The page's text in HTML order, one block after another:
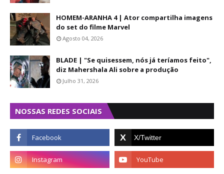
HOMEM-ARANHA 4 | Ator compartilha imagens
do set do filme Marvel
Agosto 04, 2026
BLADE | "Se quisessem, nós já teríamos feito",
diz Mahershala Ali sobre a produção
Julho 31, 2026
NOSSAS REDES SOCIAIS